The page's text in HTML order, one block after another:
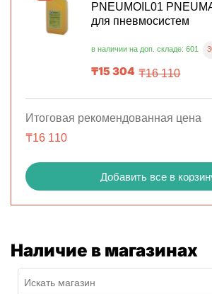
PNEUMOIL01
для пневмосистем
в наличии на доп. складе: 601
₸15 304 ₸16 110
Итоговая рекомендованная цена
₸16 110
Добавить все в
Наличие в магазинах